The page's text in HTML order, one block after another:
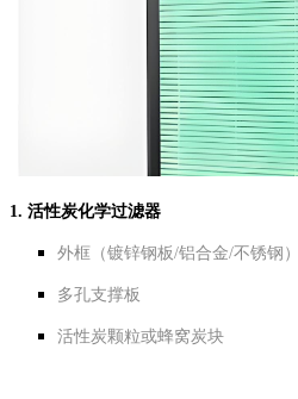
1. 活性炭化学过滤器
外框（镀锌钢板/铝合金/不锈钢）
多孔支撑板
活性炭颗粒或蜂窝炭块